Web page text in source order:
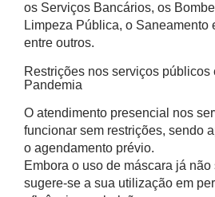
os Serviços Bancários, os
Limpeza Pública, o Saneamento
entre outros.
Restrições nos serviços públicos
Pandemia
O atendimento presencial nos
funcionar sem restrições, sendo
o agendamento prévio.
Embora o uso de máscara já
sugere-se a sua utilização em